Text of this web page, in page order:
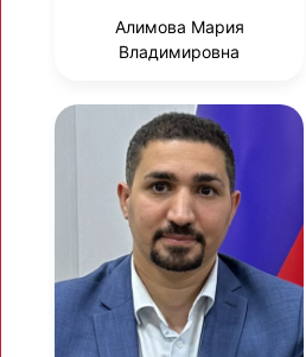
Алимова Мария
Владимировна